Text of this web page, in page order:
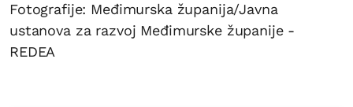
Fotografije: Međimurska županija/Javna
ustanova za razvoj Međimurske županije -
REDEA